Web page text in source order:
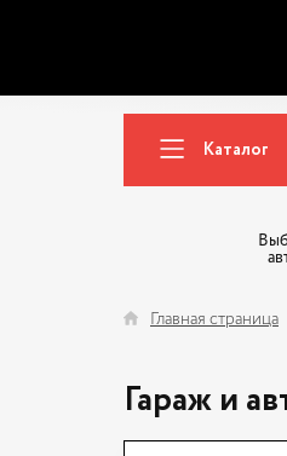
Каталог
Главная страница
Гараж и